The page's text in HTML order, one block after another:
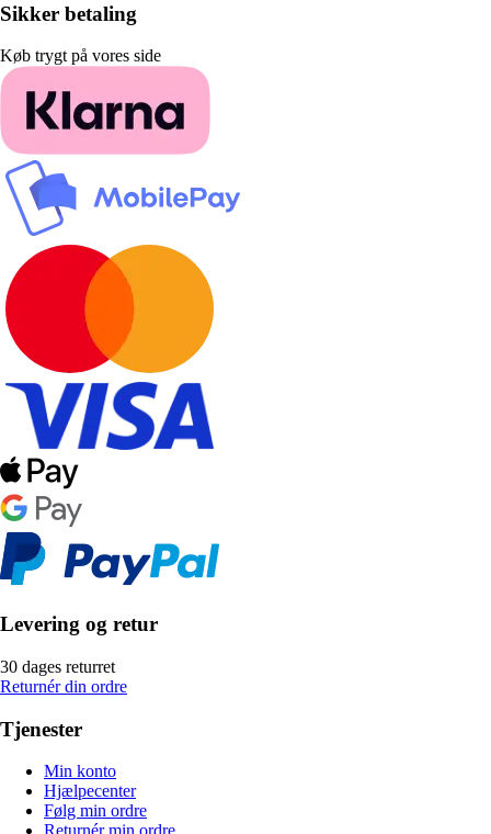
Sikker betaling
Køb trygt på vores side
Levering og retur
30 dages returret
Returnér din ordre
Tjenester
Min konto
Hjælpecenter
Følg min ordre